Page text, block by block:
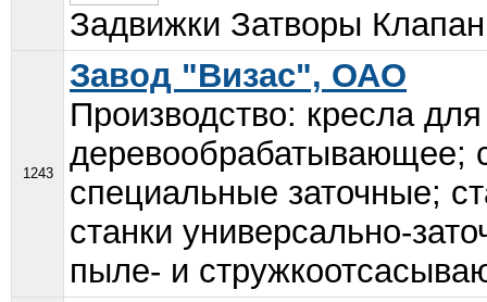
Задвижки Затворы
1243
Завод "Визас", ОАО
Производство: кресла
деревообрабатывающее;
специальные заточные;
станки универсально-
пыле- и